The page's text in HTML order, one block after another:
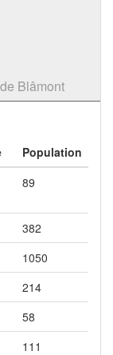
Blâmont
Population
89
382
1050
214
58
111